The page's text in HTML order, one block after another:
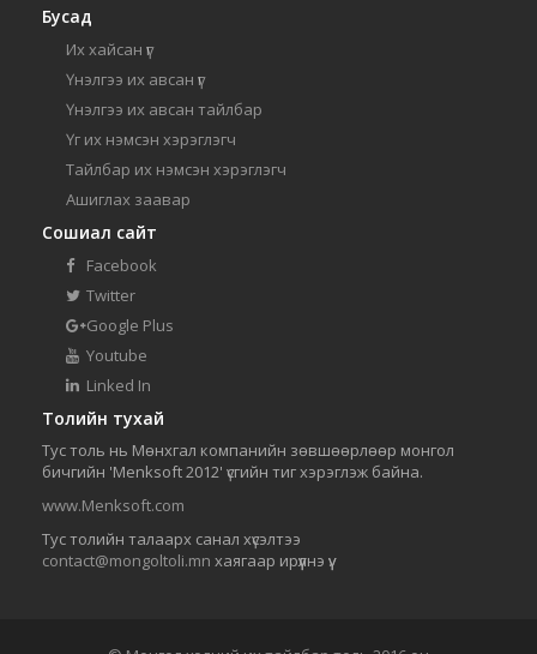
Бусад
Их хайсан үг
Үнэлгээ их авсан үг
Үнэлгээ их авсан тайлбар
Үг их нэмсэн хэрэглэгч
Тайлбар их нэмсэн хэрэглэгч
Ашиглах заавар
Сошиал сайт
Facebook
Twitter
Google Plus
Youtube
Linked In
Толийн тухай
Тус толь нь Мөнхгал компанийн зөвшөөрлөөр монгол
бичгийн 'Menksoft 2012' үсгийн тиг хэрэглэж байна.
www.Menksoft.com
Тус толийн талаарх санал хүсэлтээ
contact@mongoltoli.mn хаягаар ирүүлнэ үү.